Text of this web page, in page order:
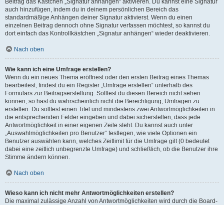
Beitrag das Kästchen „Signatur anhängen“ aktivieren. Du kannst eine Signatur
auch hinzufügen, indem du in deinem persönlichen Bereich das
standardmäßige Anhängen deiner Signatur aktivierst. Wenn du einen
einzelnen Beitrag dennoch ohne Signatur verfassen möchtest, so kannst du
dort einfach das Kontrollkästchen „Signatur anhängen“ wieder deaktivieren.
Nach oben
Wie kann ich eine Umfrage erstellen?
Wenn du ein neues Thema eröffnest oder den ersten Beitrag eines Themas
bearbeitest, findest du ein Register „Umfrage erstellen“ unterhalb des
Formulars zur Beitragserstellung. Solltest du diesen Bereich nicht sehen
können, so hast du wahrscheinlich nicht die Berechtigung, Umfragen zu
erstellen. Du solltest einen Titel und mindestens zwei Antwortmöglichkeiten in
die entsprechenden Felder eingeben und dabei sicherstellen, dass jede
Antwortmöglichkeit in einer eigenen Zeile steht. Du kannst auch unter
„Auswahlmöglichkeiten pro Benutzer“ festlegen, wie viele Optionen ein
Benutzer auswählen kann, welches Zeitlimit für die Umfrage gilt (0 bedeutet
dabei eine zeitlich unbegrenzte Umfrage) und schließlich, ob die Benutzer ihre
Stimme ändern können.
Nach oben
Wieso kann ich nicht mehr Antwortmöglichkeiten erstellen?
Die maximal zulässige Anzahl von Antwortmöglichkeiten wird durch die Board-